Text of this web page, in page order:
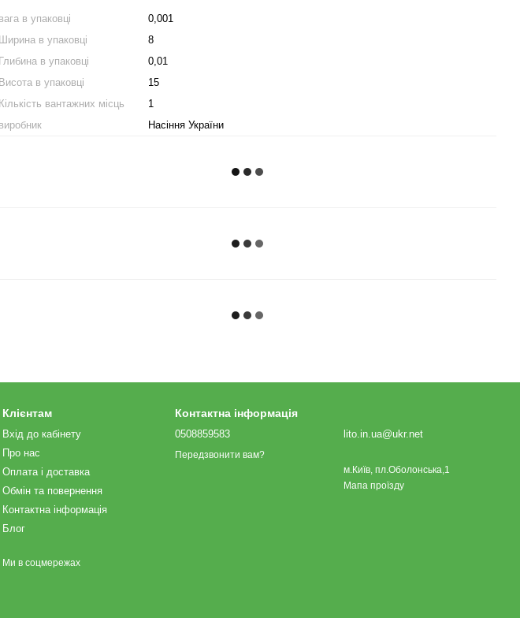
вага в упаковці
0,001
Ширина в упаковці
8
Глибина в упаковці
0,01
Висота в упаковці
15
Кількість вантажних місць
1
виробник
Насіння України
Клієнтам
Вхід до кабінету
Про нас
Оплата і доставка
Обмін та повернення
Контактна інформація
Блог
Ми в соцмережах
Контактна інформація
0508859583
Передзвонити вам?
lito.in.ua@ukr.net
м.Київ, пл.Оболонська,1
Мапа проїзду